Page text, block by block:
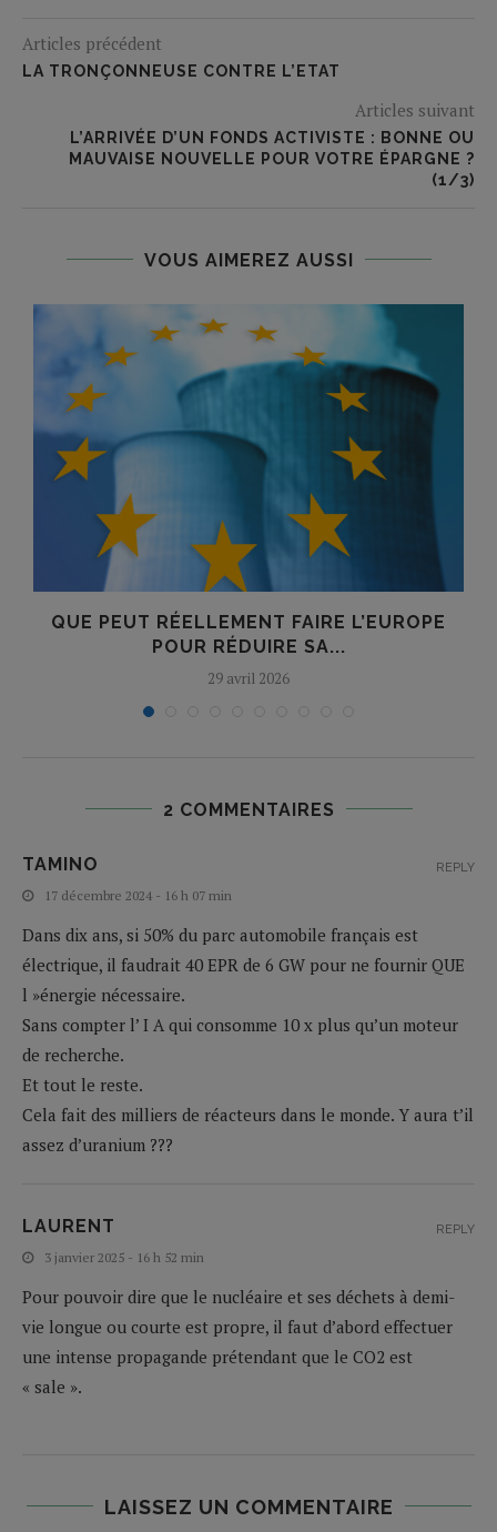
Articles précédent
LA TRONÇONNEUSE CONTRE L’ETAT
Articles suivant
L’ARRIVÉE D’UN FONDS ACTIVISTE : BONNE OU
MAUVAISE NOUVELLE POUR VOTRE ÉPARGNE ?
(1/3)
VOUS AIMEREZ AUSSI
QUE PEUT RÉELLEMENT FAIRE L’EUROPE
POUR RÉDUIRE SA...
29 avril 2026
2 COMMENTAIRES
TAMINO
17 décembre 2024 - 16 h 07 min
Dans dix ans, si 50% du parc automobile français est
électrique, il faudrait 40 EPR de 6 GW pour ne fournir QUE
l »énergie nécessaire.
Sans compter l’ I A qui consomme 10 x plus qu’un moteur
de recherche.
Et tout le reste.
Cela fait des milliers de réacteurs dans le monde. Y aura t’il
assez d’uranium ???
REPLY
LAURENT
3 janvier 2025 - 16 h 52 min
Pour pouvoir dire que le nucléaire et ses déchets à demi-
vie longue ou courte est propre, il faut d’abord effectuer
une intense propagande prétendant que le CO2 est
« sale ».
REPLY
LAISSEZ UN COMMENTAIRE